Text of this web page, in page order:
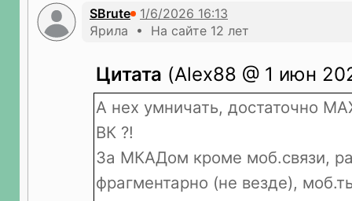
SBrute
Ярила • На сайте 12 лет
Цитата (Alex88 @ 1 июн
А нех умничать, достаточно
ВК ?!
За МКАДом кроме моб.связи,
фрагментарно (не везде),